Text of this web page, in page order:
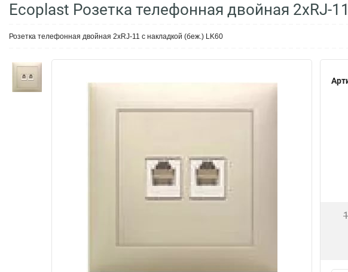
Ecoplast Розетка телефонная двойная 2хRJ-
Розетка телефонная двойная 2хRJ-11 с накладкой (беж.) LK60